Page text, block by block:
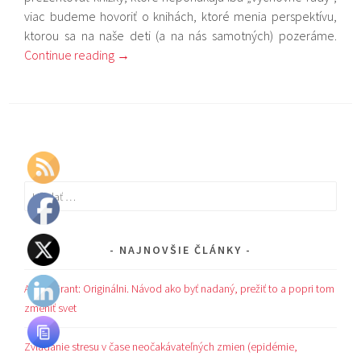
viac budeme hovoriť o knihách, ktoré menia perspektívu,
ktorou sa na naše deti (a na nás samotných) pozeráme.
Continue reading →
Hľadať:
NAJNOVŠIE ČLÁNKY
Adam Grant: Originálni. Návod ako byť nadaný, prežiť to a popri tom
zmeniť svet
Zvládanie stresu v čase neočakávateľných zmien (epidémie,